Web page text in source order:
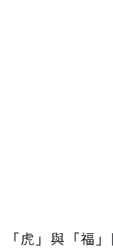
「虎」與「福